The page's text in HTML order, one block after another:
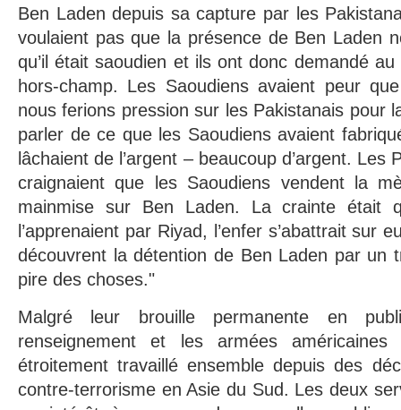
Ben Laden depuis sa capture par les
voulaient pas que la présence de Ben Laden
qu’il était saoudien et ils ont donc demandé
hors-champ. Les Saoudiens avaient peur
nous ferions pression sur les Pakistanais pour
parler de ce que les Saoudiens avaient
lâchaient de l’argent – beaucoup d’argent. Les
craignaient que les Saoudiens vendent la
mainmise sur Ben Laden. La crainte était
l’apprenaient par Riyad, l’enfer s’abattrait sur
découvrent la détention de Ben Laden par un
pire des choses."
Malgré leur brouille permanente en
renseignement et les armées
étroitement travaillé ensemble depuis des
contre-terrorisme en Asie du Sud. Les deux